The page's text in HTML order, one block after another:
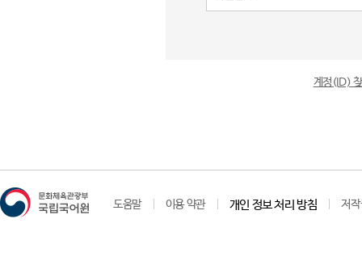
계정(ID)
도움말 이용 약관 개인 정보 처리 방침 저